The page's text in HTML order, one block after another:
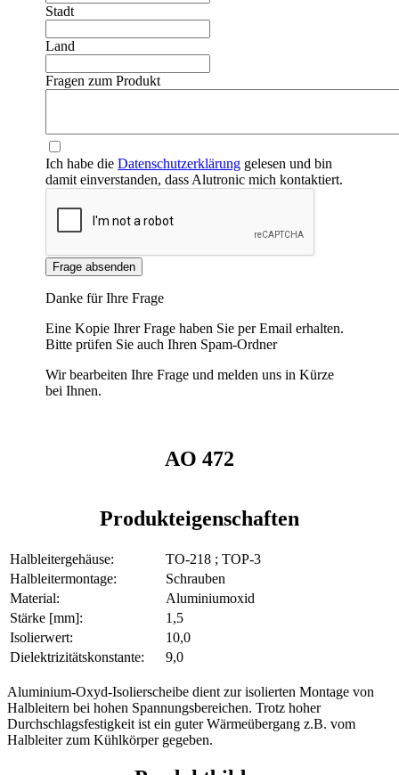
Stadt
Land
Fragen zum Produkt
Ich habe dieDatenschutzerklärung gelesen und bin
damit einverstanden, dass Alutronic mich kontaktiert.
Frage absenden
Danke für Ihre Frage
Eine Kopie Ihrer Frage haben Sie per Email erhalten.
Bitte prüfen Sie auch Ihren Spam-Ordner
Wir bearbeiten Ihre Frage und melden uns in Kürze
bei Ihnen.
AO 472
Produkteigenschaften
Halbleitergehäuse:
TO-218 ; TOP-3
Halbleitermontage:
Schrauben
Material:
Aluminiumoxid
Stärke [mm]:
1,5
Isolierwert:
10,0
Dielektrizitätskonstante:
9,0
Aluminium-Oxyd-Isolierscheibe dient zur isolierten Montage von
Halbleitern bei hohen Spannungsbereichen. Trotz hoher
Durchschlagsfestigkeit ist ein guter Wärmeübergang z.B. vom
Halbleiter zum Kühlkörper gegeben.